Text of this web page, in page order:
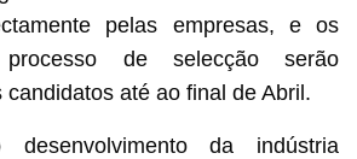
pelas empresas, e os
de selecção serão
até ao final de Abril.
desenvolvimento da indústria